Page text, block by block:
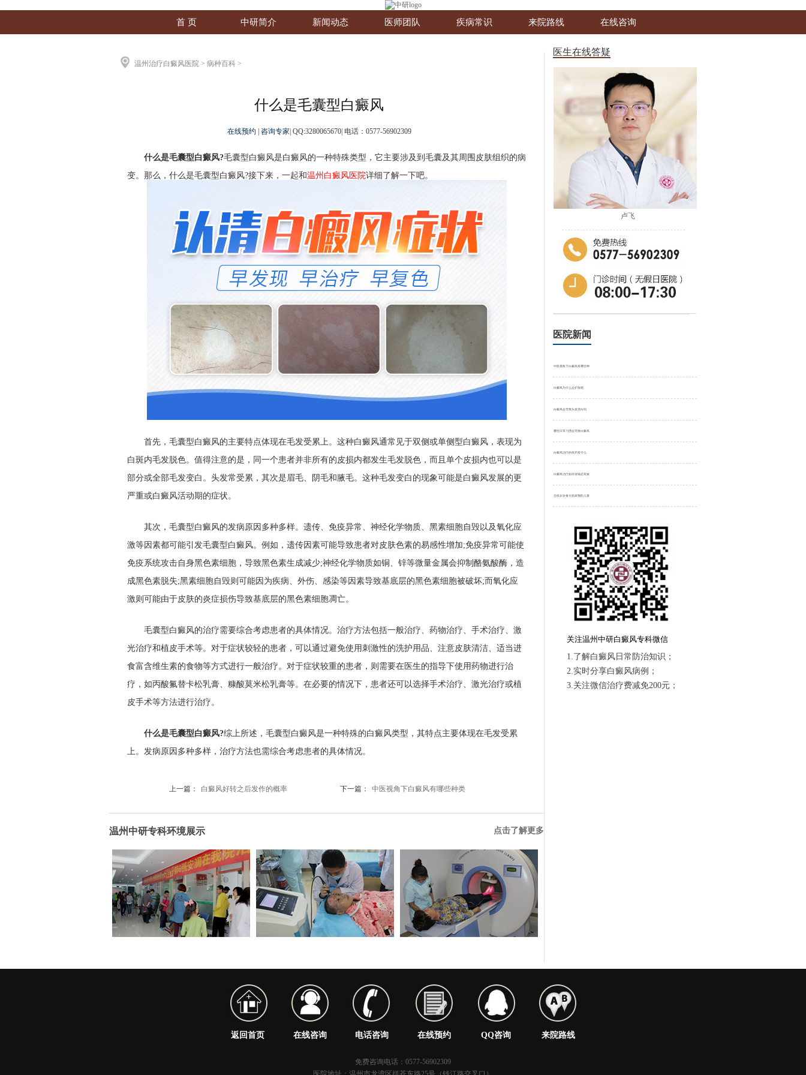
首 页 中研简介 新闻动态 医师团队 疾病常识 来院路线 在线咨询
温州治疗白癜风医院 > 病种百科 >
什么是毛囊型白癜风
在线预约 咨询专家 QQ:3280065670| 电话：0577-56902309
什么是毛囊型白癜风?毛囊型白癜风是白癜风的一种特殊类型，它主要涉及到毛囊及其周围皮肤组织的病
变。那么，什么是毛囊型白癜风?接下来，一起和温州白癜风医院详细了解一下吧。
首先，毛囊型白癜风的主要特点体现在毛发受累上。这种白癜风通常见于双侧或单侧型白癜风，表现为
白斑内毛发脱色。值得注意的是，同一个患者并非所有的皮损内都发生毛发脱色，而且单个皮损内也可以是
部分或全部毛发变白。头发常受累，其次是眉毛、阴毛和腋毛。这种毛发变白的现象可能是白癜风发展的更
严重或白癜风活动期的症状。
其次，毛囊型白癜风的发病原因多种多样。遗传、免疫异常、神经化学物质、黑素细胞自毁以及氧化应
激等因素都可能引发毛囊型白癜风。例如，遗传因素可能导致患者对皮肤色素的易感性增加;免疫异常可能使
免疫系统攻击自身黑色素细胞，导致黑色素生成减少;神经化学物质如铜、锌等微量金属会抑制酪氨酸酶，造
成黑色素脱失;黑素细胞自毁则可能因为疾病、外伤、感染等因素导致基底层的黑色素细胞被破坏;而氧化应
激则可能由于皮肤的炎症损伤导致基底层的黑色素细胞凋亡。
毛囊型白癜风的治疗需要综合考虑患者的具体情况。治疗方法包括一般治疗、药物治疗、手术治疗、激
光治疗和植皮手术等。对于症状较轻的患者，可以通过避免使用刺激性的洗护用品、注意皮肤清洁、适当进
食富含维生素的食物等方式进行一般治疗。对于症状较重的患者，则需要在医生的指导下使用药物进行治
疗，如丙酸氟替卡松乳膏、糠酸莫米松乳膏等。在必要的情况下，患者还可以选择手术治疗、激光治疗或植
皮手术等方法进行治疗。
什么是毛囊型白癜风?综上所述，毛囊型白癜风是一种特殊的白癜风类型，其特点主要体现在毛发受累
上。发病原因多种多样，治疗方法也需综合考虑患者的具体情况。
上一篇： 白癜风好转之后发作的概率 下一篇： 中医视角下白癜风有哪些种类
温州中研专科环境展示 点击了解更多
医生在线答疑
卢飞
医院新闻
中医视角下白癜风有哪些种
白癜风为什么会扩散呢
白癜风会导致头发变白吗
哪些日常习惯会导致白癜风
白癜风治疗的良药有什么
白癜风治疗如何省钱还有效
怎样从饮食方面来预防儿童
关注温州中研白癜风专科微信
1.了解白癜风日常防治知识；
2.实时分享白癜风病例；
3.关注微信治疗费减免200元；
返回首页 在线咨询 电话咨询 在线预约 QQ咨询 来院路线
免费咨询电话：0577-56902309